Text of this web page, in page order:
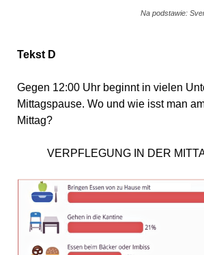
Na podstawie:
Tekst D
Gegen 12:00 Uhr beginnt in vielen
Mittagspause. Wo und wie isst man
Mittag?
VERPFLEGUNG IN DER